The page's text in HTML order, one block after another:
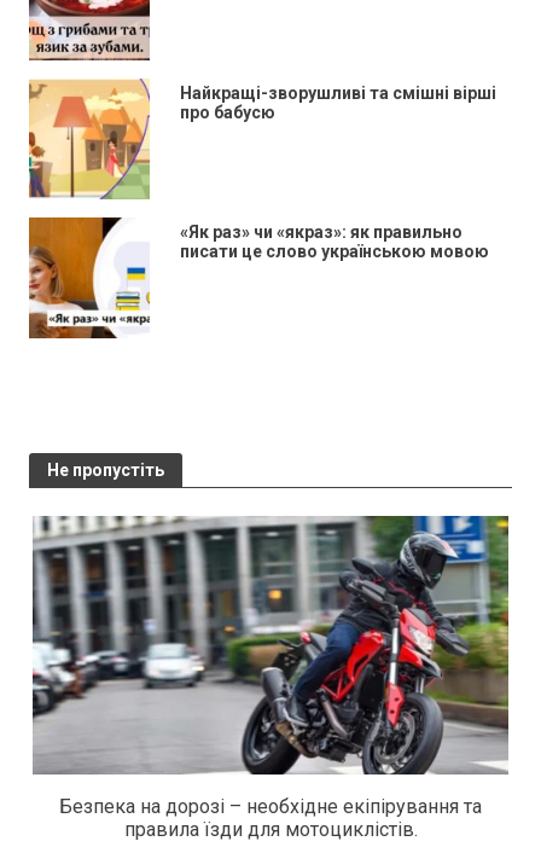
Найкращі-зворушливі та смішні вірші
про бабусю
«Як раз» чи «якраз»: як правильно
писати це слово українською мовою
Не пропустіть
Безпека на дорозі – необхідне екіпірування та
правила їзди для мотоциклістів.